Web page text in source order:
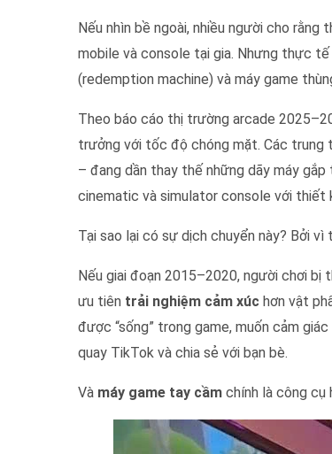
Nếu nhìn bề ngoài, nhiều người cho
mobile và console tại gia. Nhưng thực tế
(redemption machine) và máy game
Theo báo cáo thị trường arcade
trưởng với tốc độ chóng mặt. Các trung
– đang dần thay thế những dãy máy
cinematic và simulator console với thiết
Tại sao lại có sự dịch chuyển này? Bởi
Nếu giai đoạn 2015–2020, người chơi bị
ưu tiên trải nghiệm cảm xúc hơn vật
được “sống” trong game, muốn cảm
quay TikTok và chia sẻ với bạn bè.
Và máy game tay cầm chính là công cụ